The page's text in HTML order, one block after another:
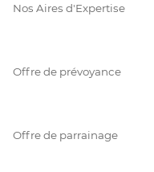
Nos Aires d'Expertise
Offre de prévoyance
Offre de parrainage